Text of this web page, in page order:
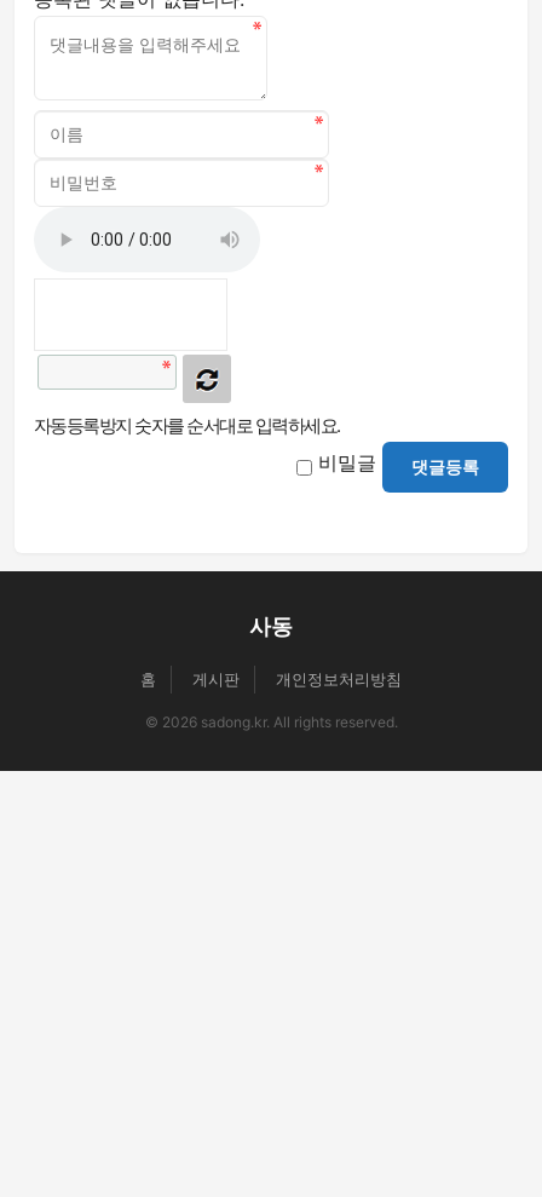
자동등록방지 숫자를 순서대로 입력하세요.
비밀글 댓글등록
사동
홈 게시판 개인정보처리방침
© 2026 sadong.kr. All rights reserved.